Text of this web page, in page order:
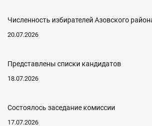
Численность избирателей Азовского
20.07.2026
Представлены списки кандидатов
18.07.2026
Состоялось заседание комиссии
17.07.2026